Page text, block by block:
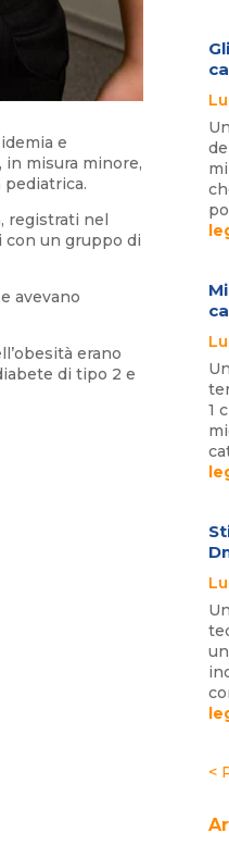
e
misura minore,
registrati nel
con un gruppo di
avevano
erano
di tipo 2 e
1